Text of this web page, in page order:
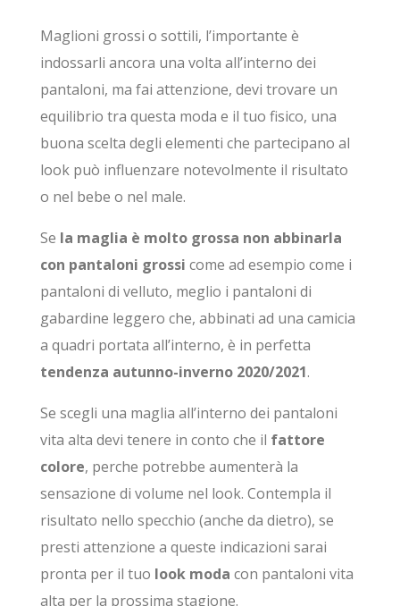
Maglioni grossi o sottili, l’importante è
indossarli ancora una volta all’interno dei
pantaloni, ma fai attenzione, devi trovare un
equilibrio tra questa moda e il tuo fisico, una
buona scelta degli elementi che partecipano al
look può influenzare notevolmente il risultato
o nel bebe o nel male.
Se la maglia è molto grossa non abbinarla
con pantaloni grossi come ad esempio come i
pantaloni di velluto, meglio i pantaloni di
gabardine leggero che, abbinati ad una camicia
a quadri portata all’interno, è in perfetta
tendenza autunno-inverno 2020/2021.
Se scegli una maglia all’interno dei pantaloni
vita alta devi tenere in conto che il fattore
colore, perche potrebbe aumenterà la
sensazione di volume nel look. Contempla il
risultato nello specchio (anche da dietro), se
presti attenzione a queste indicazioni sarai
pronta per il tuo look moda con pantaloni vita
alta per la prossima stagione.